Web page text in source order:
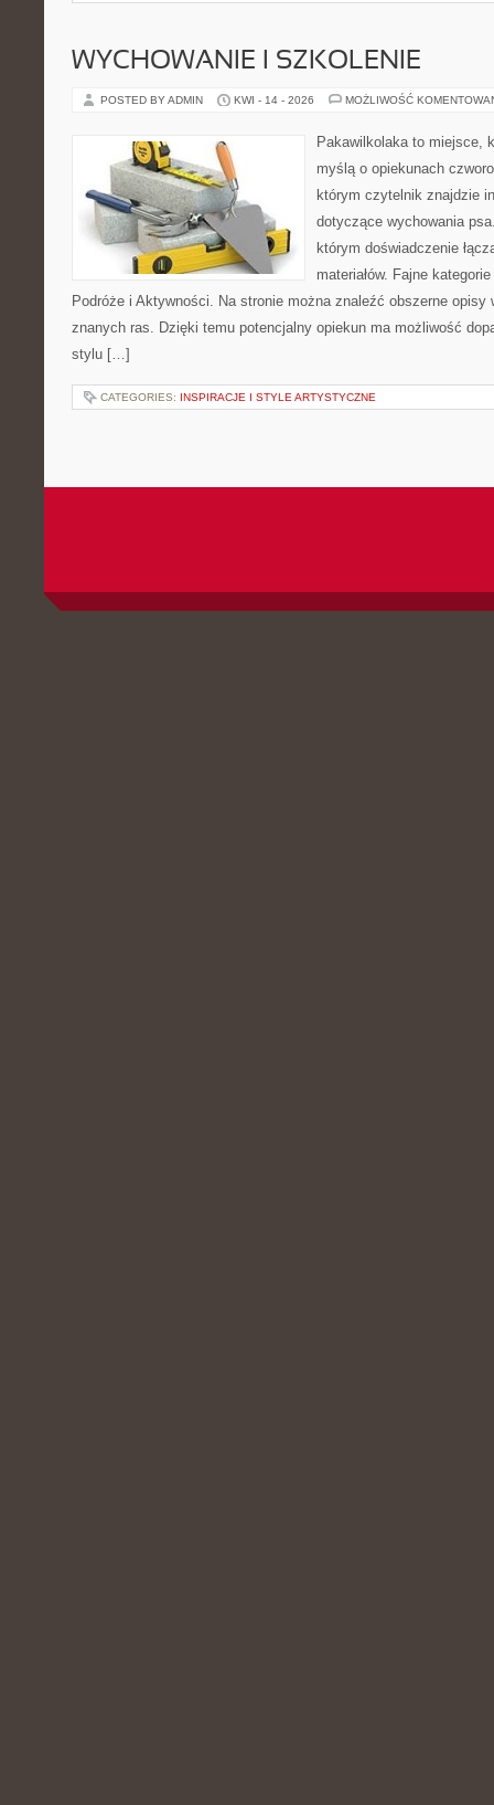
WYCHOWANIE I SZKOLENIE
POSTED BY ADMIN KWI - 14 - 2026 MOŻLIWOŚĆ
Pakawilkolaka to miejsce,
myślą o opiekunach
którym czytelnik znajdzie
dotyczące wychowania
którym doświadczenie
materiałów. Fajne
Podróże i Aktywności. Na stronie można znaleźć obszerne opisy
znanych ras. Dzięki temu potencjalny opiekun ma możliwość
stylu […]
CATEGORIES: INSPIRACJE I STYLE ARTYSTYCZNE